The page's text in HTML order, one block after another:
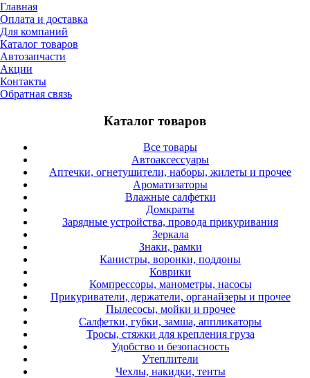
Главная
Оплата и доставка
Для компаний
Каталог товаров
Автозапчасти
Акции
Контакты
Обратная связь
Каталог товаров
Все товары
Автоаксессуары
Аптечки, огнетушители, наборы, жилеты и прочее
Ароматизаторы
Влажные салфетки
Домкраты
Зарядные устройства, провода прикуривания
Зеркала
Знаки, рамки
Канистры, воронки, поддоны
Коврики
Компрессоры, манометры, насосы
Прикуриватели, держатели, органайзеры и прочее
Пылесосы, мойки и прочее
Салфетки, губки, замша, аппликаторы
Тросы, стяжки для крепления груза
Удобство и безопасность
Утеплители
Чехлы, накидки, тенты